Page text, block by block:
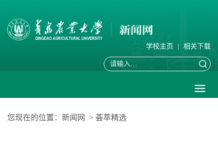
学校主页 相关下载
您现在的位置： 新闻网 > 荟萃精选